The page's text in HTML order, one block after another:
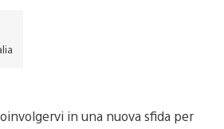
in una nuova sfida per